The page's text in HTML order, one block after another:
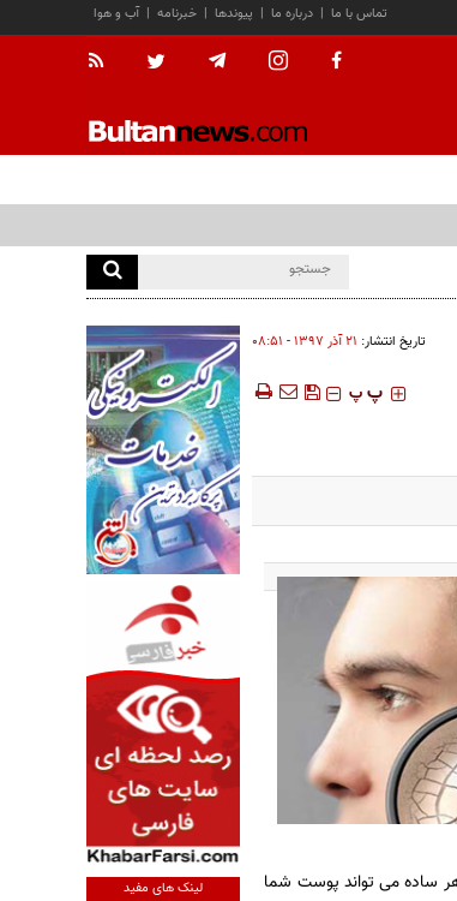
آب و هوا | خبرنامه | پیوندها | درباره ما | تماس با ما
تاریخ انتشار: ۲۱ آذر ۱۳۹۷ - ۰۸:۵۱
‍‍‍ پ پ
ساده می تواند پوست شما
لینک های مفید